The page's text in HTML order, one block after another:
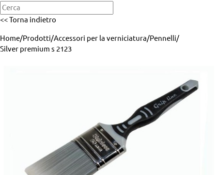
<< Torna indietro
Home/Prodotti/Accessori per la verniciatura/Pennelli/
Silver premium s 2123